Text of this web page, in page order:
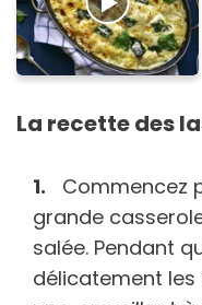
La recette des
Commencez
grande
salée. Pendant
délicatement les